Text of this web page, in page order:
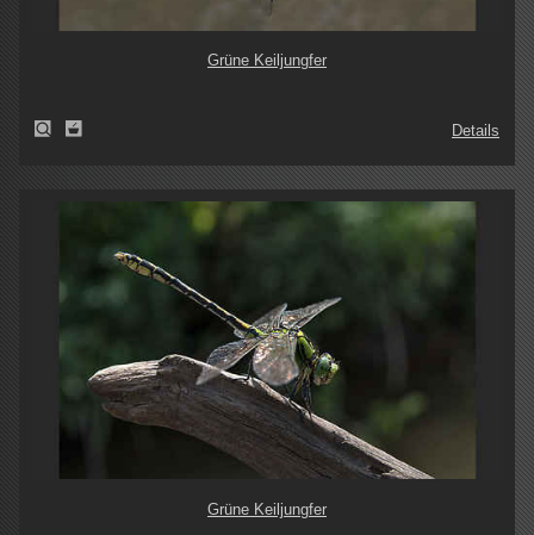
Grüne Keiljungfer
Details
Grüne Keiljungfer